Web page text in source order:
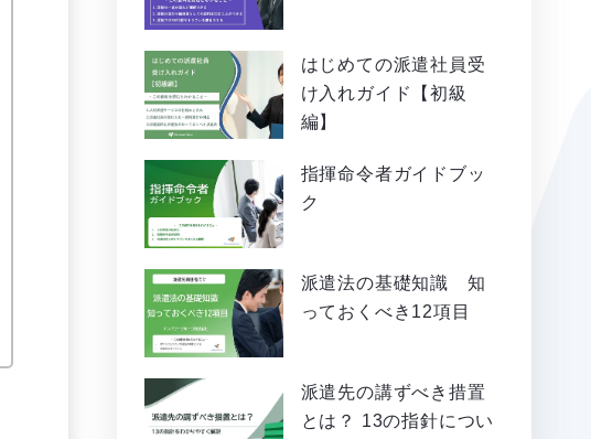
はじめての派遣社員受
け入れガイド【初級
編】
指揮命令者ガイドブッ
ク
派遣法の基礎知識 知
っておくべき12項目
派遣先の講ずべき措置
とは？ 13の指針につい